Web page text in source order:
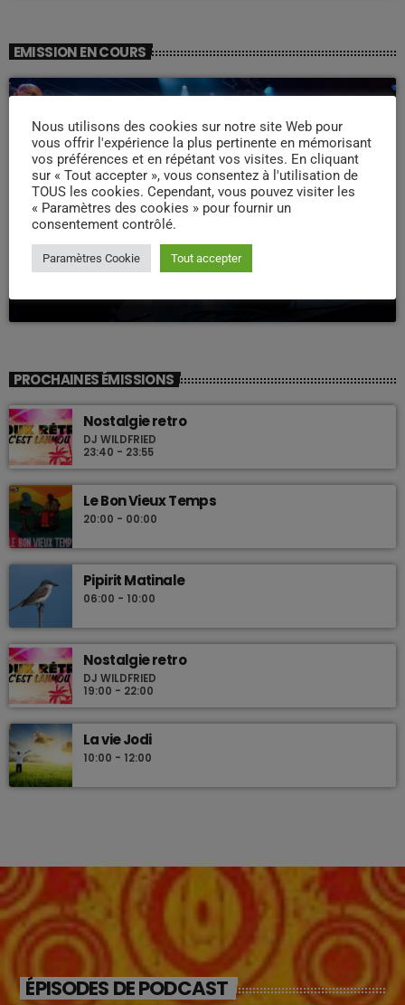
EMISSION EN COURS
Week end Compas Familly
PROCHAINES ÉMISSIONS
Nostalgie retro
DJ WILDFRIED
23:40 - 23:55
Le Bon Vieux Temps
20:00 - 00:00
Pipirit Matinale
06:00 - 10:00
Nostalgie retro
DJ WILDFRIED
19:00 - 22:00
La vie Jodi
10:00 - 12:00
ÉPISODES DE PODCAST
Nous utilisons des cookies sur notre site Web pour
vous offrir l'expérience la plus pertinente en mémorisant
vos préférences et en répétant vos visites. En cliquant
sur « Tout accepter », vous consentez à l'utilisation de
TOUS les cookies. Cependant, vous pouvez visiter les
« Paramètres des cookies » pour fournir un
consentement contrôlé.
Paramètres Cookie Tout accepter